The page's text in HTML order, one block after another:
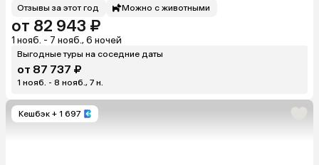
Отзывы за этот год Можно с животными
от 82 943 ₽
1 нояб. - 7 нояб., 6 ночей
Выгодные туры на соседние даты
от 87 737 ₽
1 нояб. - 8 нояб., 7 н.
Кешбэк + 1 697